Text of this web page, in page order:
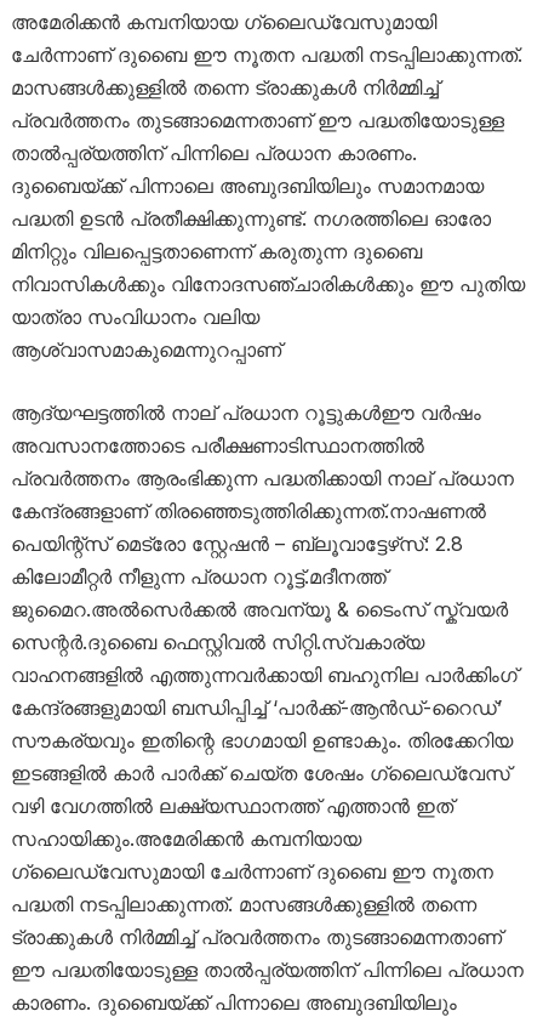
അമേരിക്കൻ കമ്പനിയായ ഗ്ലൈഡ്‌വേസുമായി
ചേർന്നാണ് ദുബൈ ഈ നൂതന പദ്ധതി നടപ്പിലാക്കുന്നത്.
മാസങ്ങൾക്കുള്ളിൽ തന്നെ ട്രാക്കുകൾ നിർമ്മിച്ച്
പ്രവർത്തനം തുടങ്ങാമെന്നതാണ് ഈ പദ്ധതിയോടുള്ള
താൽപ്പര്യത്തിന് പിന്നിലെ പ്രധാന കാരണം.
ദുബൈയ്ക്ക് പിന്നാലെ അബുദബിയിലും സമാനമായ
പദ്ധതി ഉടൻ പ്രതീക്ഷിക്കുന്നുണ്ട്. നഗരത്തിലെ ഓരോ
മിനിറ്റും വിലപ്പെട്ടതാണെന്ന് കരുതുന്ന ദുബൈ
നിവാസികൾക്കും വിനോദസഞ്ചാരികൾക്കും ഈ പുതിയ
യാത്രാ സംവിധാനം വലിയ
ആശ്വാസമാകുമെന്നുറപ്പാണ്
ആദ്യഘട്ടത്തിൽ നാല് പ്രധാന റൂട്ടുകൾഈ വർഷം
അവസാനത്തോടെ പരീക്ഷണാടിസ്ഥാനത്തിൽ
പ്രവർത്തനം ആരംഭിക്കുന്ന പദ്ധതിക്കായി നാല് പ്രധാന
കേന്ദ്രങ്ങളാണ് തിരഞ്ഞെടുത്തിരിക്കുന്നത്.നാഷണൽ
പെയിന്റ്സ് മെട്രോ സ്റ്റേഷൻ – ബ്ലൂവാട്ടേഴ്‌സ്: 2.8
കിലോമീറ്റർ നീളുന്ന പ്രധാന റൂട്ട്.മദീനത്ത്
ജുമൈറ.അൽസെർക്കൽ അവന്യൂ & ടൈംസ് സ്ക്വയർ
സെന്റർ.ദുബൈ ഫെസ്റ്റിവൽ സിറ്റി.സ്വകാര്യ
വാഹനങ്ങളിൽ എത്തുന്നവർക്കായി ബഹുനില പാർക്കിംഗ്
കേന്ദ്രങ്ങളുമായി ബന്ധിപ്പിച്ച് ‘പാർക്ക്-ആൻഡ്-റൈഡ്’
സൗകര്യവും ഇതിന്റെ ഭാഗമായി ഉണ്ടാകും. തിരക്കേറിയ
ഇടങ്ങളിൽ കാർ പാർക്ക് ചെയ്ത ശേഷം ഗ്ലൈഡ്‌വേസ്
വഴി വേഗത്തിൽ ലക്ഷ്യസ്ഥാനത്ത് എത്താൻ ഇത്
സഹായിക്കും.അമേരിക്കൻ കമ്പനിയായ
ഗ്ലൈഡ്‌വേസുമായി ചേർന്നാണ് ദുബൈ ഈ നൂതന
പദ്ധതി നടപ്പിലാക്കുന്നത്. മാസങ്ങൾക്കുള്ളിൽ തന്നെ
ട്രാക്കുകൾ നിർമ്മിച്ച് പ്രവർത്തനം തുടങ്ങാമെന്നതാണ്
ഈ പദ്ധതിയോടുള്ള താൽപ്പര്യത്തിന് പിന്നിലെ പ്രധാന
കാരണം. ദുബൈയ്ക്ക് പിന്നാലെ അബുദബിയിലും